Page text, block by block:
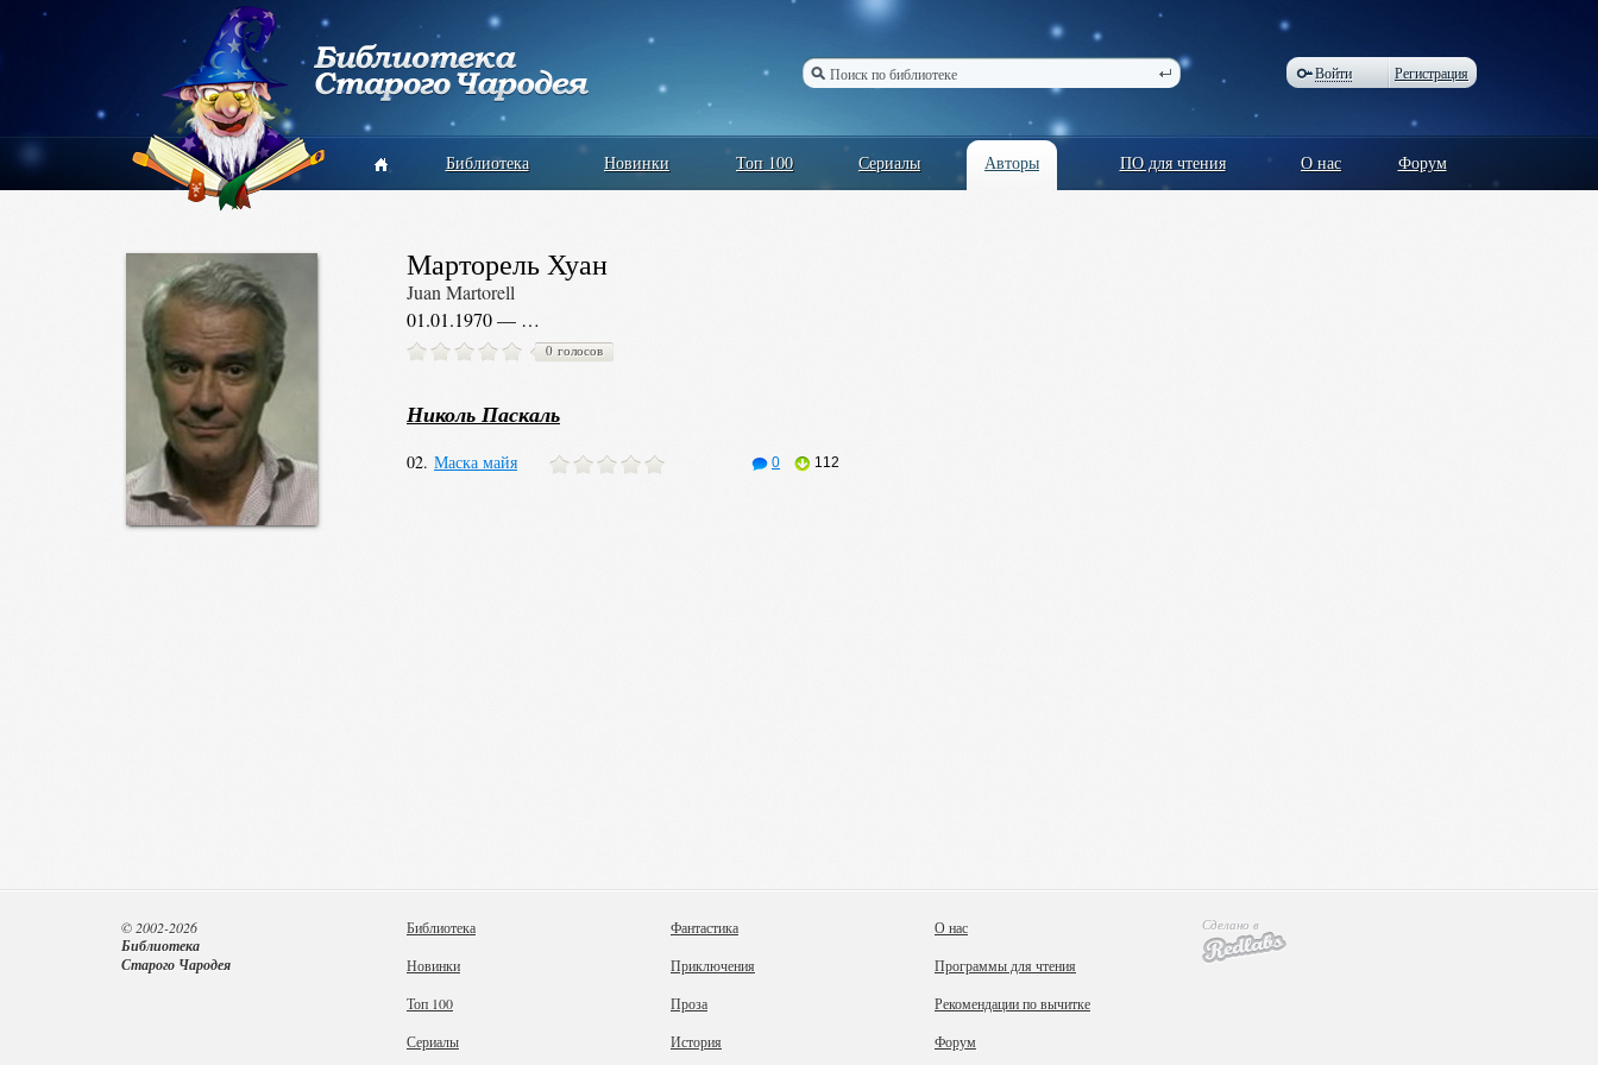
Войти Регистрация
Библиотека Новинки Топ 100 Сериалы Авторы ПО для чтения О нас Форум
Марторель Хуан
Juan Martorell
01.01.1970 — …
0 голосов
Николь Паскаль
02. Маска майя 0 112
Библиотека
Новинки
Топ 100
Сериалы
Фантастика
Приключения
Проза
История
О нас
Программы для чтения
Рекомендации по вычитке
Форум
© 2002-2026
Библиотека
Старого Чародея
Сделано в